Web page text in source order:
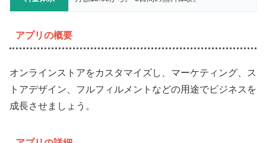
アプリの概要
オンラインストアをカスタマイズし、マーケティング、ス
トアデザイン、フルフィルメントなどの用途でビジネスを
成長させましょう。